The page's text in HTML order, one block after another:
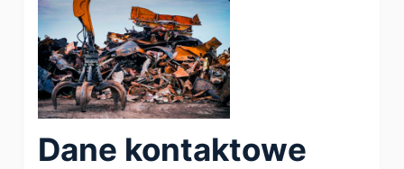
Dane kontaktowe